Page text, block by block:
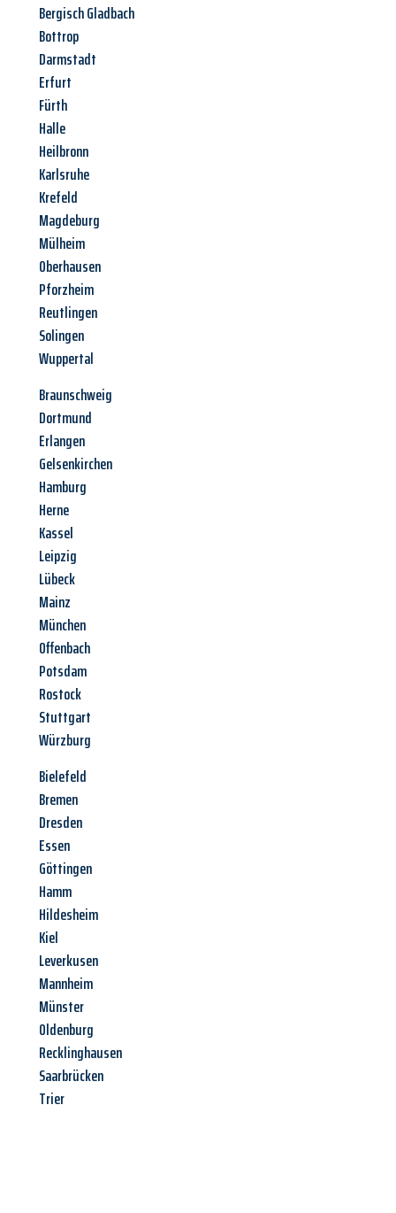
Bergisch Gladbach
Bottrop
Darmstadt
Erfurt
Fürth
Halle
Heilbronn
Karlsruhe
Krefeld
Magdeburg
Mülheim
Oberhausen
Pforzheim
Reutlingen
Solingen
Wuppertal
Braunschweig
Dortmund
Erlangen
Gelsenkirchen
Hamburg
Herne
Kassel
Leipzig
Lübeck
Mainz
München
Offenbach
Potsdam
Rostock
Stuttgart
Würzburg
Bielefeld
Bremen
Dresden
Essen
Göttingen
Hamm
Hildesheim
Kiel
Leverkusen
Mannheim
Münster
Oldenburg
Recklinghausen
Saarbrücken
Trier